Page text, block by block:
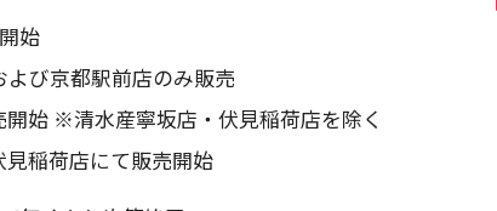
始
び京都駅前店のみ販売
始 ※清水産寧坂店・伏見稲荷店を除く
稲荷店にて販売開始